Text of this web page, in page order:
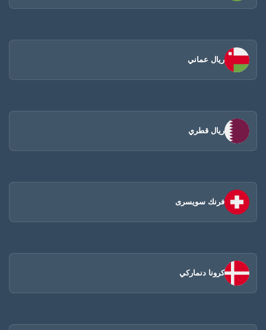
ريال عماني
ريال قطري
فرنك سويسرى
كرونا دنماركي